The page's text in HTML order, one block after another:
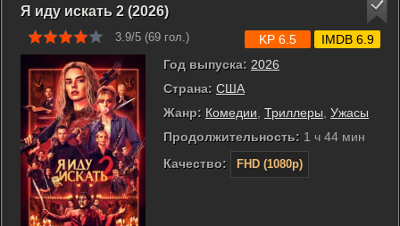
Я иду искать 2 (2026)
3.9/5 (69 гол.)
Год выпуска: 2026
Страна: США
Жанр: Комедии Триллеры Ужасы
Продолжительность: 1 ч 44 мин
Качество:
FHD (1080p)
KP 6.5 IMDB 6.9